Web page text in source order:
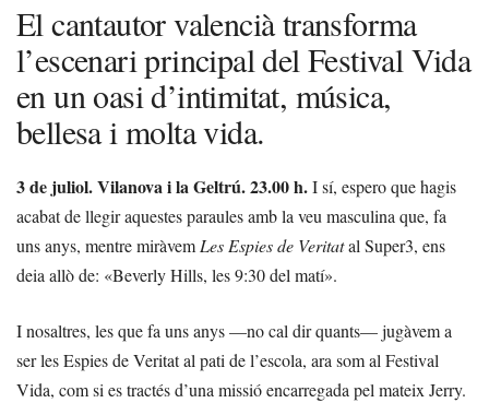
El cantautor valencià transforma
l’escenari principal del Festival Vida
en un oasi d’intimitat, música,
bellesa i molta vida.
3 de juliol. Vilanova i la Geltrú. 23.00 h.I sí, espero que hagis
acabat de llegir aquestes paraules amb la veu masculina que, fa
uns anys, mentre miràvem Les Espies de Veritatal Super3, ens
deia allò de: «Beverly Hills, les 9:30 del matí».
I nosaltres, les que fa uns anys —no cal dir quants— jugàvem a
ser les Espies de Veritat al pati de l’escola, ara som al Festival
Vida, com si es tractés d’una missió encarregada pel mateix Jerry.